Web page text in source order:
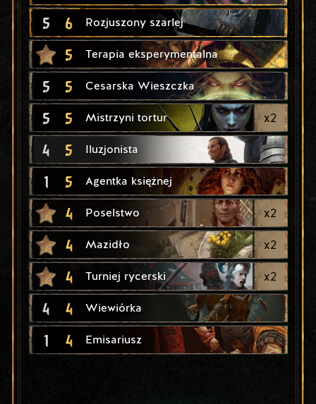
5 6 Rozjuszony szarlej
5 Terapia eksperymentalna
5 5 Cesarska Wieszczka
5 5 Mistrzyni tortur x2
4 5 Iluzjonista
1 5 Agentka księżnej
4 Poselstwo x2
4 Mazidło x2
4 Turniej rycerski x2
4 4 Wiewiórka
1 4 Emisariusz